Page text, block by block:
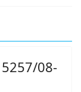
08-